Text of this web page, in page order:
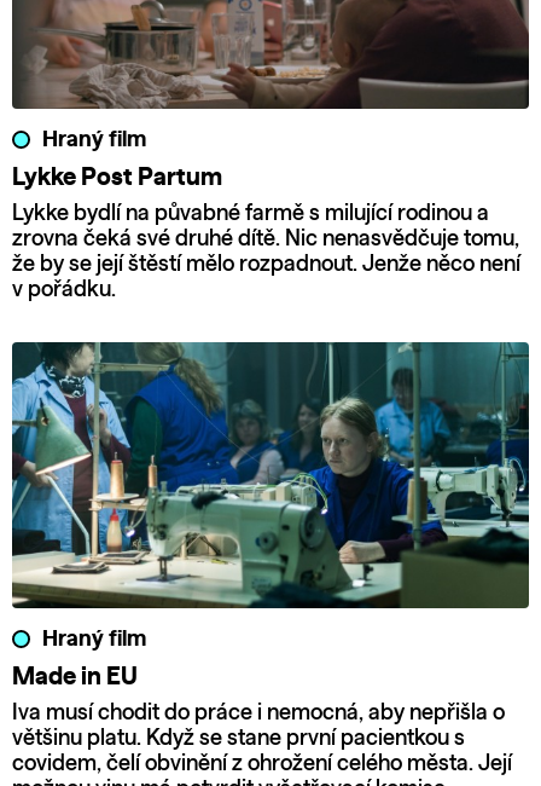
Hraný film
Lykke Post Partum
Lykke bydlí na půvabné farmě s milující rodinou a
zrovna čeká své druhé dítě. Nic nenasvědčuje tomu,
že by se její štěstí mělo rozpadnout. Jenže něco není
v pořádku.
Hraný film
Made in EU
Iva musí chodit do práce i nemocná, aby nepřišla o
většinu platu. Když se stane první pacientkou s
covidem, čelí obvinění z ohrožení celého města. Její